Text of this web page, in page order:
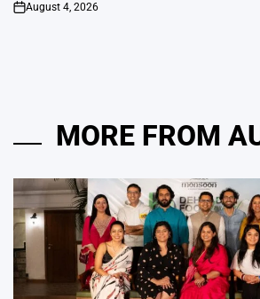
on
August 4, 2026
MORE FROM